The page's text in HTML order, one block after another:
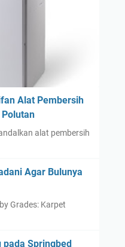
Alat Pembersih
alat pembersih
Agar Bulunya
Grades: Karpet
Springbed